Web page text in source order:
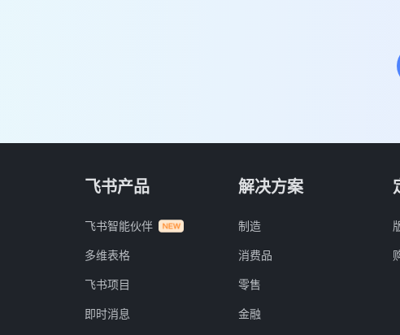
飞书产品
飞书智能伙伴
多维表格
飞书项目
即时消息
解决方案
制造
消费品
零售
金融